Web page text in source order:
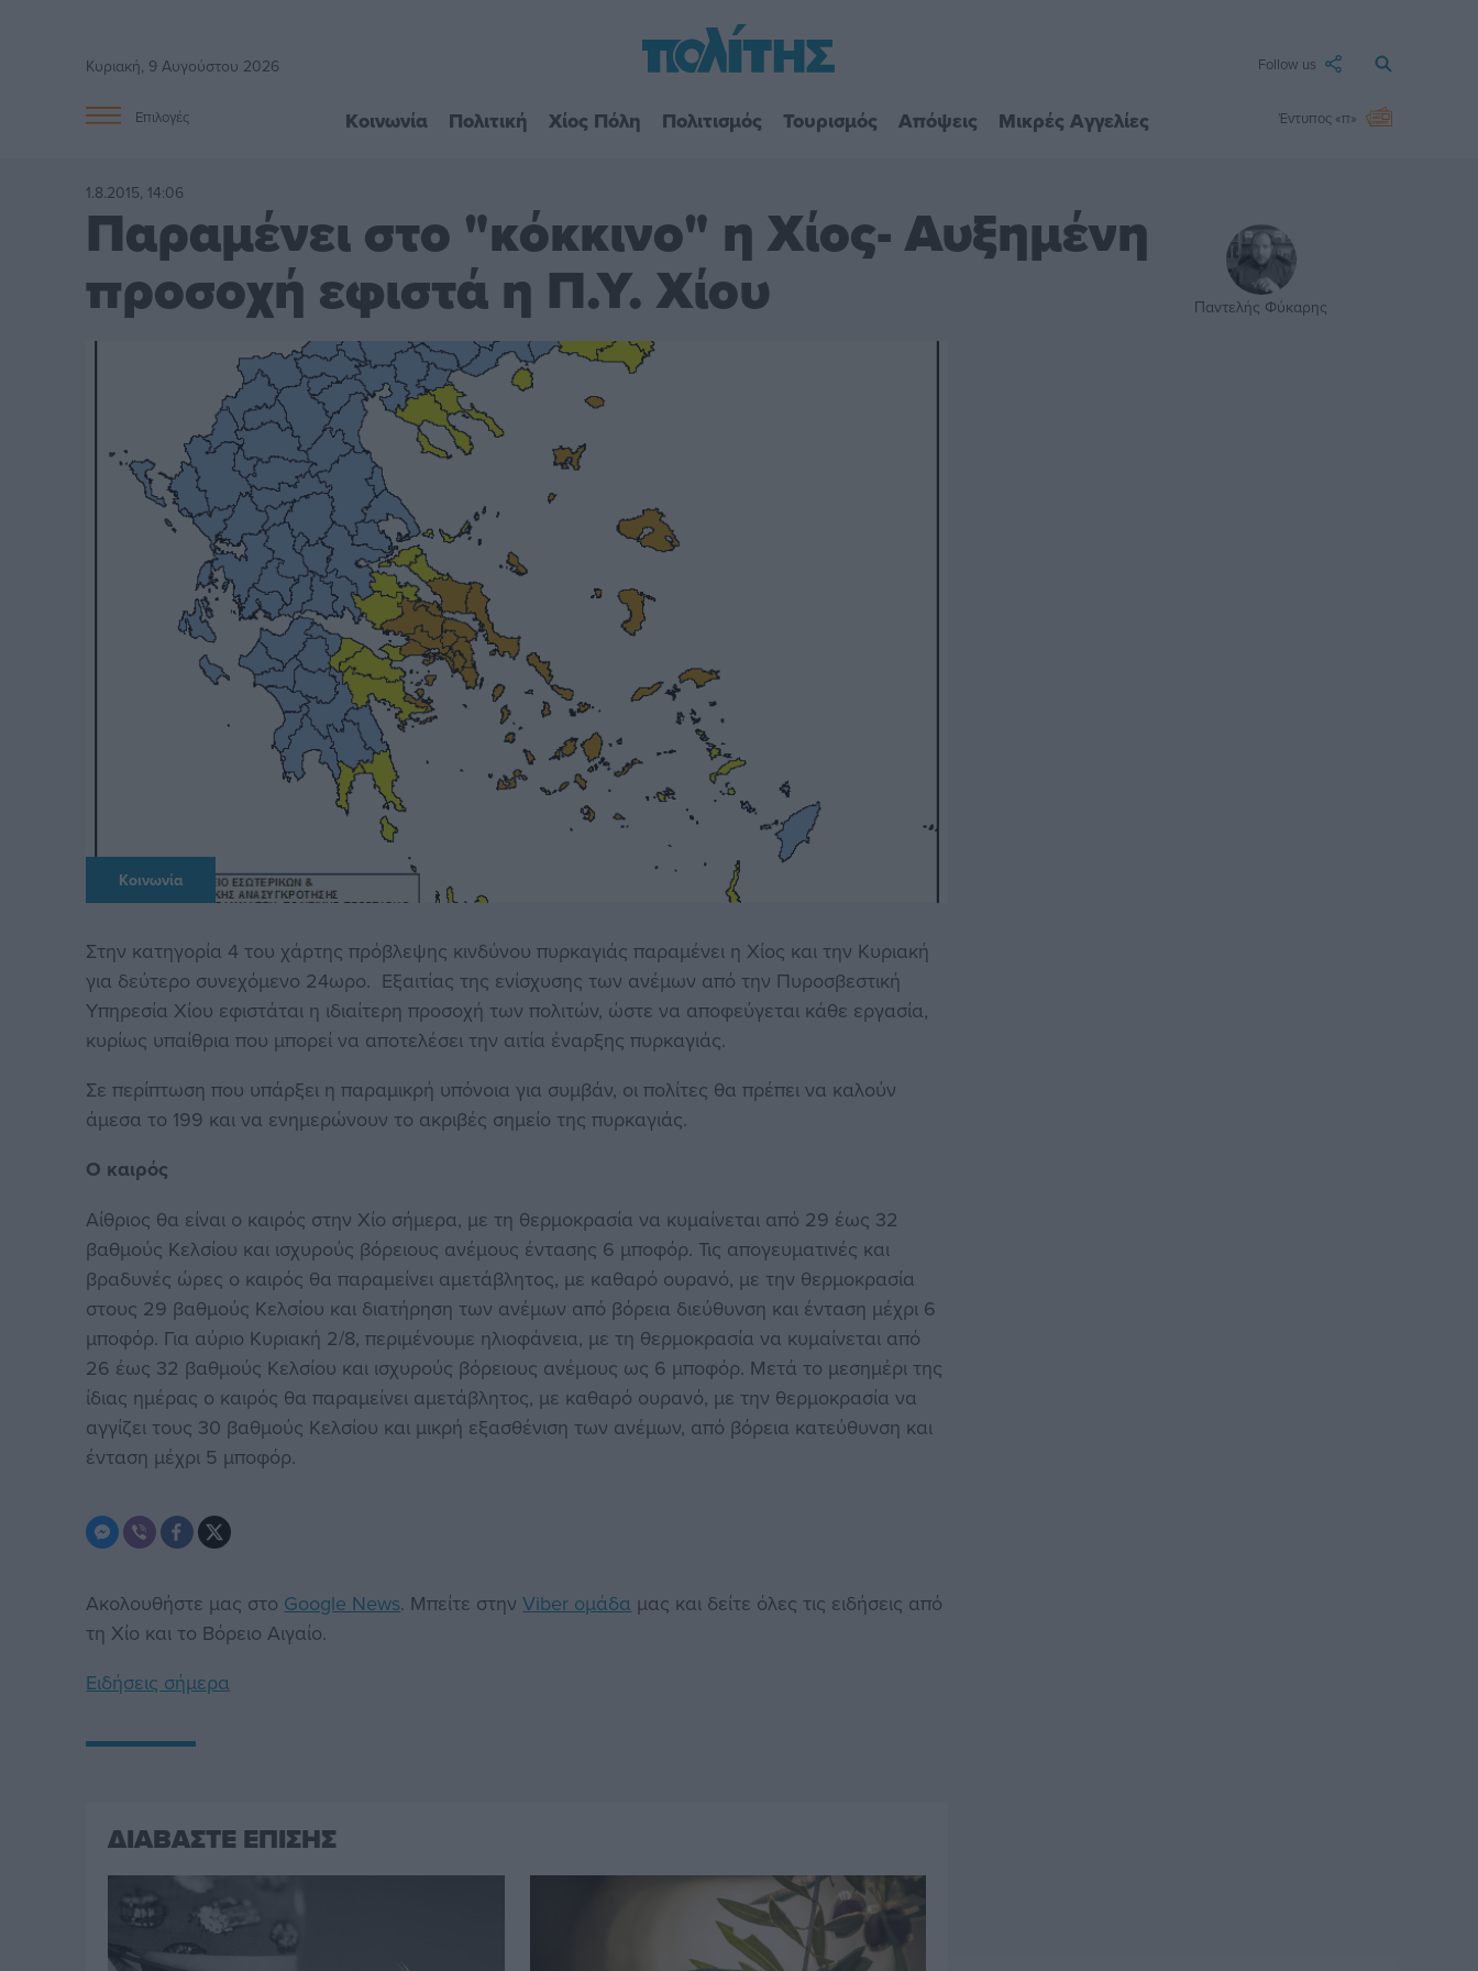
Κυριακή, 9 Αυγούστου 2026 Follow us
Επιλογές Κοινωνία Πολιτική Χίος Πόλη Πολιτισμός Τουρισμός Απόψεις Μικρές Αγγελίες Έντυπος «π»
1.8.2015, 14:06
Παραμένει στο "κόκκινο" η Χίος- Αυξημένη
προσοχή εφιστά η Π.Υ. Χίου Παντελής Φύκαρης
Κοινωνία
Στην κατηγορία 4 του χάρτης πρόβλεψης κινδύνου πυρκαγιάς παραμένει η Χίος και την Κυριακή
για δεύτερο συνεχόμενο 24ωρο. Εξαιτίας της ενίσχυσης των ανέμων από την Πυροσβεστική
Υπηρεσία Χίου εφιστάται η ιδιαίτερη προσοχή των πολιτών, ώστε να αποφεύγεται κάθε εργασία,
κυρίως υπαίθρια που μπορεί να αποτελέσει την αιτία έναρξης πυρκαγιάς.
Σε περίπτωση που υπάρξει η παραμικρή υπόνοια για συμβάν, οι πολίτες θα πρέπει να καλούν
άμεσα το 199 και να ενημερώνουν το ακριβές σημείο της πυρκαγιάς.
Ο καιρός
Αίθριος θα είναι ο καιρός στην Χίο σήμερα, με τη θερμοκρασία να κυμαίνεται από 29 έως 32
βαθμούς Κελσίου και ισχυρούς βόρειους ανέμους έντασης 6 μποφόρ. Τις απογευματινές και
βραδυνές ώρες ο καιρός θα παραμείνει αμετάβλητος, με καθαρό ουρανό, με την θερμοκρασία
στους 29 βαθμούς Κελσίου και διατήρηση των ανέμων από βόρεια διεύθυνση και ένταση μέχρι 6
μποφόρ. Για αύριο Κυριακή 2/8, περιμένουμε ηλιοφάνεια, με τη θερμοκρασία να κυμαίνεται από
26 έως 32 βαθμούς Κελσίου και ισχυρούς βόρειους ανέμους ως 6 μποφόρ. Μετά το μεσημέρι της
ίδιας ημέρας ο καιρός θα παραμείνει αμετάβλητος, με καθαρό ουρανό, με την θερμοκρασία να
αγγίζει τους 30 βαθμούς Κελσίου και μικρή εξασθένιση των ανέμων, από βόρεια κατεύθυνση και
ένταση μέχρι 5 μποφόρ.
Ακολουθήστε μας στο Google News. Μπείτε στηνViber ομάδα μας και δείτε όλες τις ειδήσεις από
τη Χίο και το Βόρειο Αιγαίο.
Ειδήσεις σήμερα
ΔΙΑΒΑΣΤΕ ΕΠΙΣΗΣ